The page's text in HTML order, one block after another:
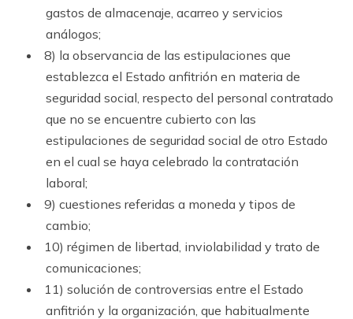
gastos de almacenaje, acarreo y servicios
análogos;
8) la observancia de las estipulaciones que
establezca el Estado anfitrión en ma­teria de
seguridad social, respecto del personal contratado
que no se encuentre cubierto con las
estipulaciones de seguridad social de otro Estado
en el cual se haya celebrado la contratación
laboral;
9) cuestiones referidas a moneda y tipos de
cambio;
10) régimen de libertad, inviolabilidad y trato de
comunicaciones;
11) solución de controversias entre el Estado
anfitrión y la organización, que ha­bitualmente